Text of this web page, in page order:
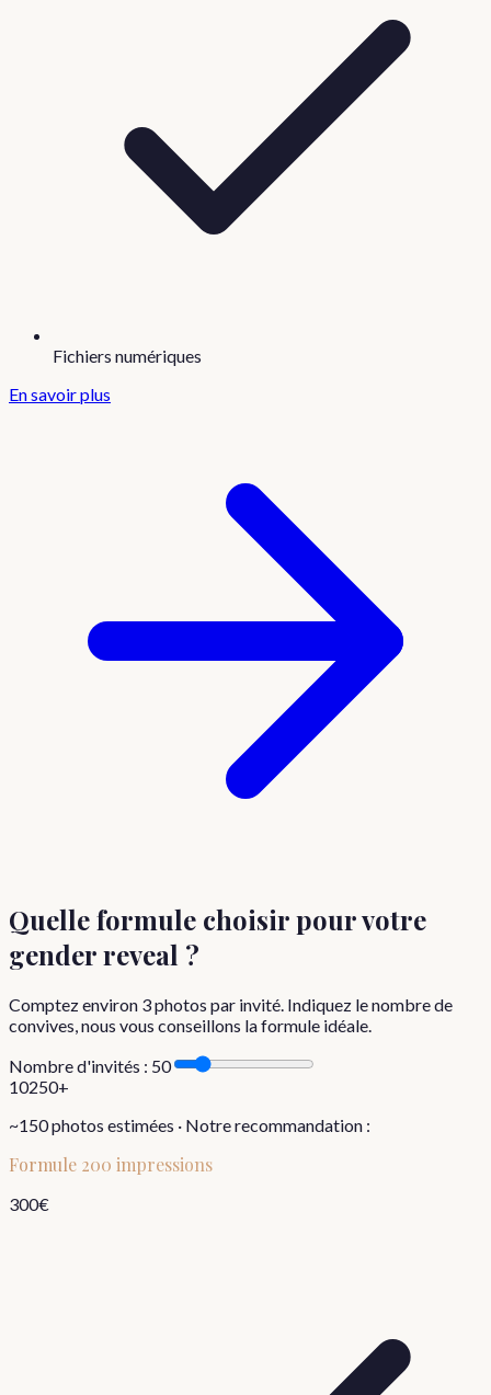
Fichiers numériques
En savoir plus
Quelle formule choisirpour votre
gender reveal ?
Comptez environ 3photos par invité. Indiquez le nombre de
convives, nous vous conseillons la formule idéale.
Nombre d'invités : 50
10250+
~150photos estimées · Notre recommandation :
Formule 200 impressions
300€